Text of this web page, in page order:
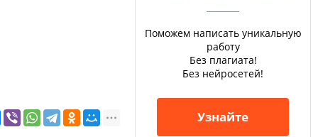
Поможем написать уникальную
работу
Без плагиата!
Без нейросетей!
Узнайте